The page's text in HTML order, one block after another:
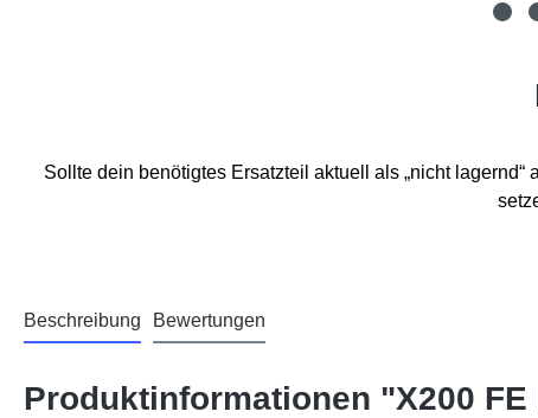
Sollte dein benötigtes Ersatzteil aktuell als „nicht
Beschreibung Bewertungen
Produktinformationen "X200